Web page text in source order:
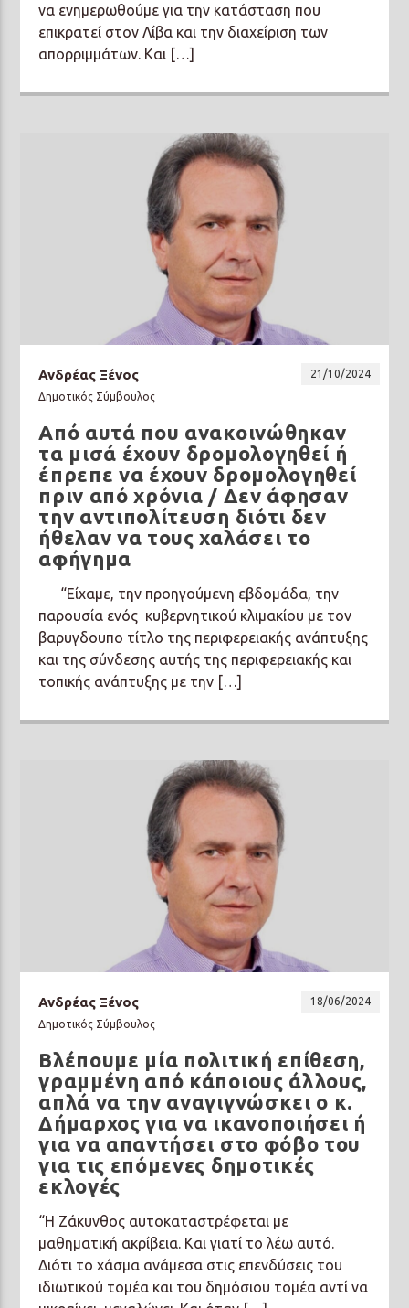
να ενημερωθούμε για την κατάσταση που
επικρατεί στον Λίβα και την διαχείριση των
απορριμμάτων. Και […]
Ανδρέας Ξένος
21/10/2024
Δημοτικός Σύμβουλος
Από αυτά που ανακοινώθηκαν
τα μισά έχουν δρομολογηθεί ή
έπρεπε να έχουν δρομολογηθεί
πριν από χρόνια / Δεν άφησαν
την αντιπολίτευση διότι δεν
ήθελαν να τους χαλάσει το
αφήγημα
“Είχαμε, την προηγούμενη εβδομάδα, την
παρουσία ενός κυβερνητικού κλιμακίου με τον
βαρυγδουπο τίτλο της περιφερειακής ανάπτυξης
και της σύνδεσης αυτής της περιφερειακής και
τοπικής ανάπτυξης με την […]
Ανδρέας Ξένος
18/06/2024
Δημοτικός Σύμβουλος
Βλέπουμε μία πολιτική επίθεση,
γραμμένη από κάποιους άλλους,
απλά να την αναγιγνώσκει ο κ.
Δήμαρχος για να ικανοποιήσει ή
για να απαντήσει στο φόβο του
για τις επόμενες δημοτικές
εκλογές
“Η Ζάκυνθος αυτοκαταστρέφεται με
μαθηματική ακρίβεια. Και γιατί το λέω αυτό.
Διότι το χάσμα ανάμεσα στις επενδύσεις του
ιδιωτικού τομέα και του δημόσιου τομέα αντί να